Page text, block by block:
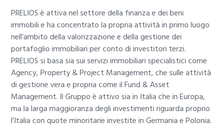
PRELIOS è attiva nel settore della finanza e dei beni
immobili e ha concentrato la propria attività in primo luogo
nell’ambito della valorizzazione e della gestione dei
portafoglio immobiliari per conto di investitori terzi.
PRELIOS si basa sia sui servizi immobiliari specialistici come
Agency, Property & Project Management, che sulle attività
di gestione vera e propria come il Fund & Asset
Management. Il Gruppo è attivo sia in Italia che in Europa,
ma la larga maggioranza degli investimenti riguarda proprio
l’Italia con quote minoritarie investite in Germania e Polonia.